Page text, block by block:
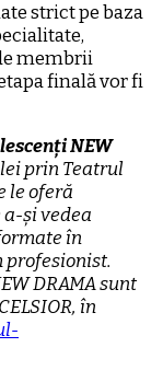
strict pe baza
membrii
finală vor fi
NEW
prin Teatrul
le oferă
și vedea
în
profesionist.
DRAMA sunt
în